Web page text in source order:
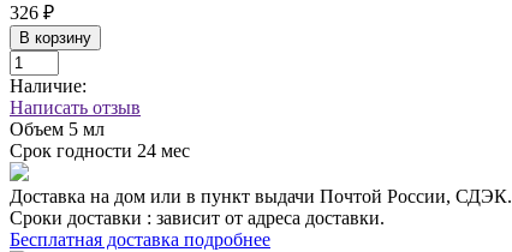
326 ₽
В корзину
Наличие:
Написать отзыв
Объем 5 мл
Срок годности 24 мес
Доставка на дом или в пункт выдачи Почтой России, СДЭК.
Сроки доставки : зависит от адреса доставки.
Бесплатная доставка подробнее